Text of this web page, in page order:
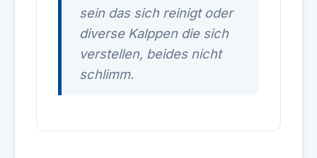
sein das sich reinigt oder
diverse Kalppen die sich
verstellen, beides nicht
schlimm.